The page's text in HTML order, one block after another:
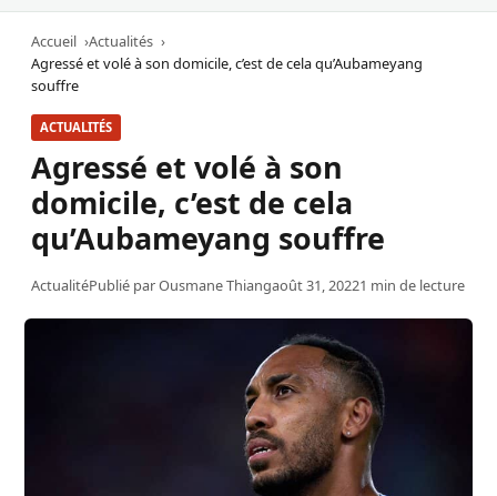
Accueil
Actualités
Agressé et volé à son domicile, c’est de cela qu’Aubameyang
souffre
ACTUALITÉS
Agressé et volé à son
domicile, c’est de cela
qu’Aubameyang souffre
ActualitéPublié parOusmane Thiangaoût 31, 20221 min de lecture